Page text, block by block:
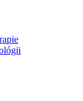
katalóg B.